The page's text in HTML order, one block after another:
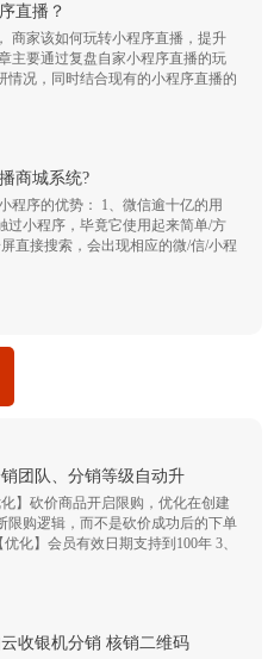
直播？
商家该如何玩转小程序直播，提升
主要通过复盘自家小程序直播的玩
情况，同时结合现有的小程序直播的
商城系统?
程序的优势： 1、微信逾十亿的用
过小程序，毕竟它使用起来简单/方
直接搜索，会出现相应的微/信/小程
团队、分销等级自动升
】砍价商品开启限购，优化在创建
限购逻辑，而不是砍价成功后的下单
化】会员有效日期支持到100年 3、
收银机分销 核销二维码